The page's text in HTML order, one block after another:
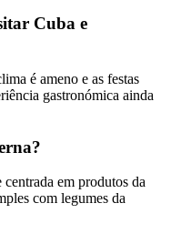
Cuba e
é ameno e as festas
gastronómica ainda
em produtos da
com legumes da